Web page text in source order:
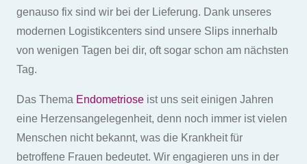
genauso fix sind wir bei der Lieferung. Dank unseres
modernen Logistikcenters sind unsere Slips innerhalb
von wenigen Tagen bei dir, oft sogar schon am nächsten
Tag.
Das Thema Endometriose ist uns seit einigen Jahren
eine Herzensangelegenheit, denn noch immer ist vielen
Menschen nicht bekannt, was die Krankheit für
betroffene Frauen bedeutet. Wir engagieren uns in der